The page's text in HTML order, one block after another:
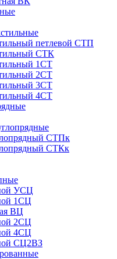
петлевой СТП
СТК
1СТ
2СТ
3СТ
4СТ
СТПк
СТКк
УСЦ
1СЦ
ВЦ
2СЦ
4СЦ
СЦ2ВЗ